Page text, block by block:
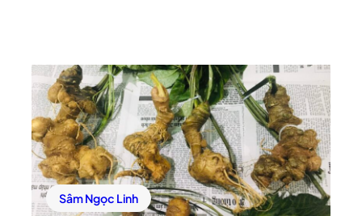
Sâm Ngọc Linh